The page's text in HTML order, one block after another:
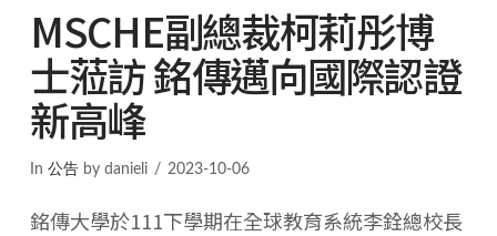
MSCHE副總裁柯莉彤博
士蒞訪 銘傳邁向國際認證
新高峰
In 公告by danieli 2023-10-06
銘傳大學於111下學期在全球教育系統李銓總校長